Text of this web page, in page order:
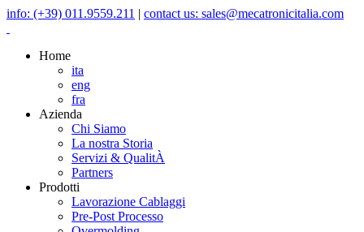
info: (+39) 011.9559.211 | contact us: sales@mecatronicitalia.com
Home
ita
eng
fra
Azienda
Chi Siamo
La nostra Storia
Servizi & QualitÀ
Partners
Prodotti
Lavorazione Cablaggi
Pre-Post Processo